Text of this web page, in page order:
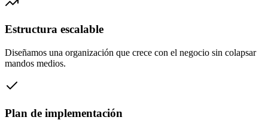
Estructura escalable
Diseñamos una organización que crece con el negocio sin colapsar
mandos medios.
Plan de implementación